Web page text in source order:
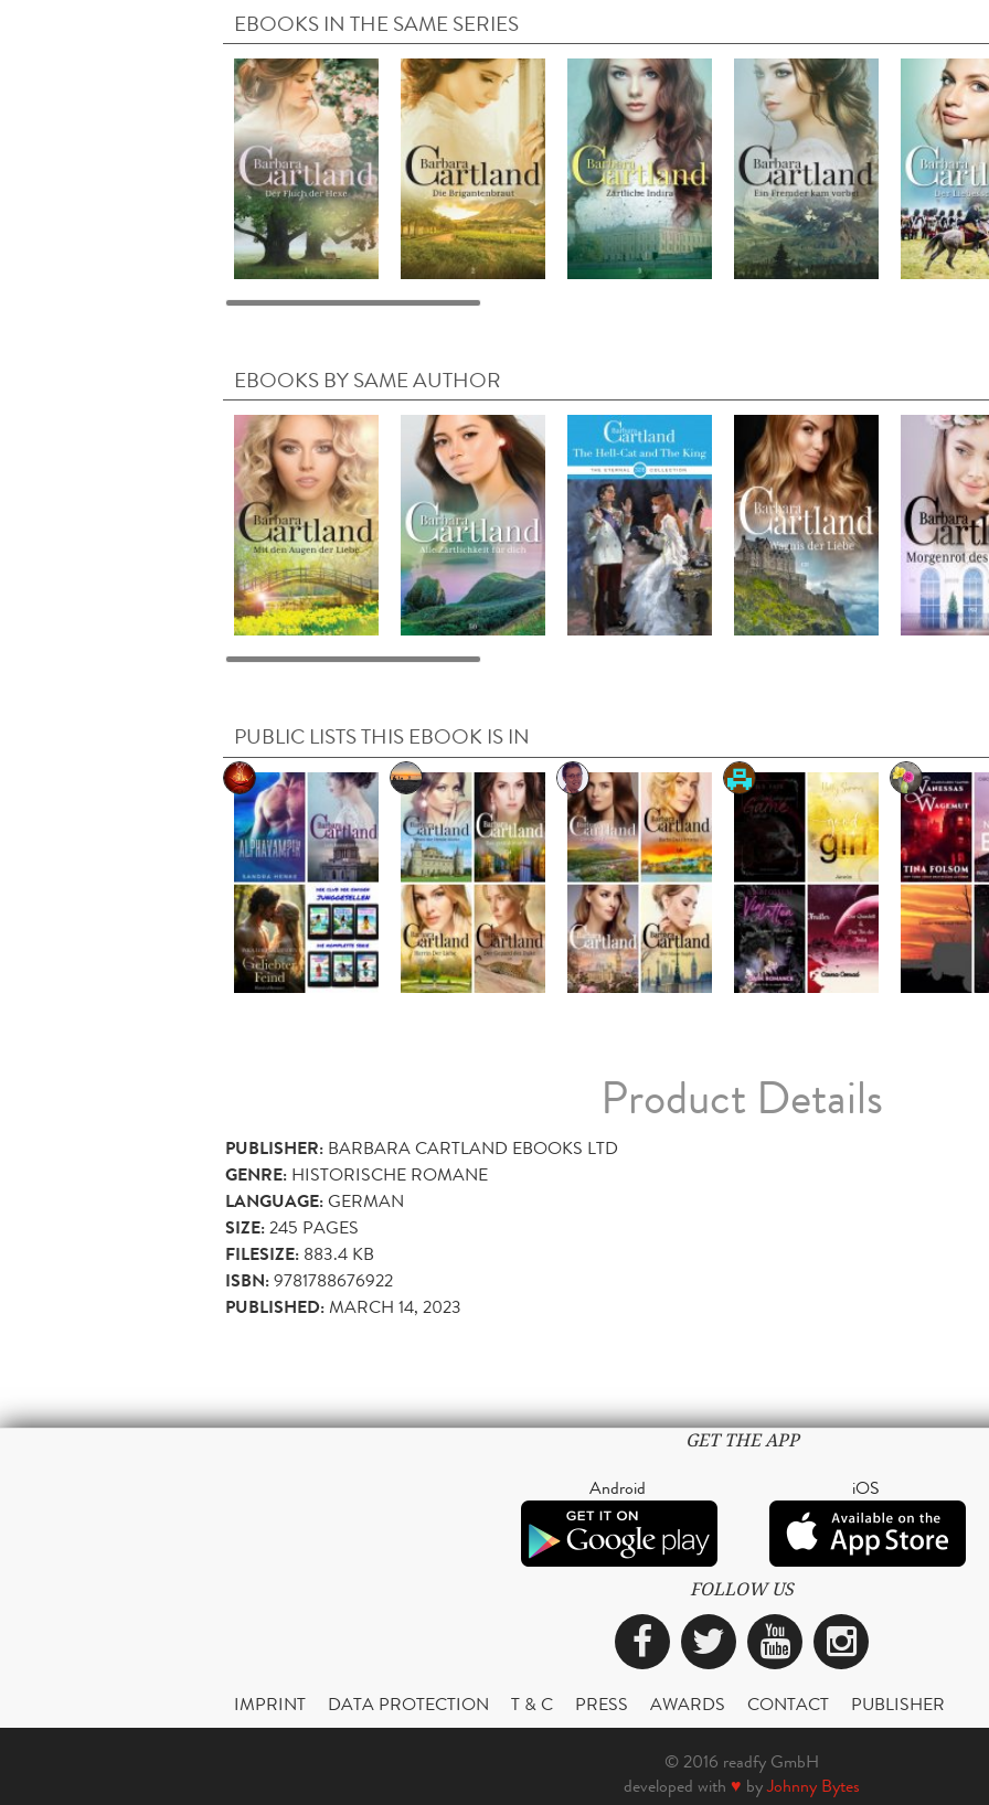
EBOOKS IN THE SAME SERIES
EBOOKS BY SAME AUTHOR
PUBLIC LISTS THIS EBOOK IS IN
Product Details
PUBLISHER: BARBARA CARTLAND EBOOKS LTD
GENRE: HISTORISCHE ROMANE
LANGUAGE:GERMAN
SIZE:245 PAGES
FILESIZE: 883.4 KB
ISBN:9781788676922
PUBLISHED:MARCH 14, 2023
GET THE APP
Android iOS
FOLLOW US
Facebook
TwitterYouTube
IMPRINT DATA PROTECTION T & C PRESS AWARDS CONTACT PUBLISHER
© 2016 readfy GmbH
developed with ♥ byJohnny Bytes